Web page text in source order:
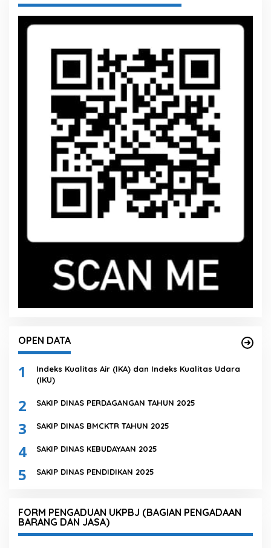
OPEN DATA
1
Indeks Kualitas Air (IKA) dan Indeks Kualitas Udara
(IKU)
2 SAKIP DINAS PERDAGANGAN TAHUN 2025
3 SAKIP DINAS BMCKTR TAHUN 2025
4 SAKIP DINAS KEBUDAYAAN 2025
5 SAKIP DINAS PENDIDIKAN 2025
FORM PENGADUAN UKPBJ (BAGIAN PENGADAAN
BARANG DAN JASA)